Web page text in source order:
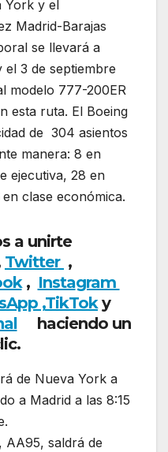
York y el
Madrid-Barajas
se llevará a
3 de septiembre
modelo 777-200ER
esta ruta. El Boeing
de 304 asientos
manera: 8 en
ejecutiva, 28 en
clase económica.
a unirte
Twitter ,
, Instagram
,TikToky
haciendo un
de Nueva York a
a Madrid a las 8:15
AA95, saldrá de